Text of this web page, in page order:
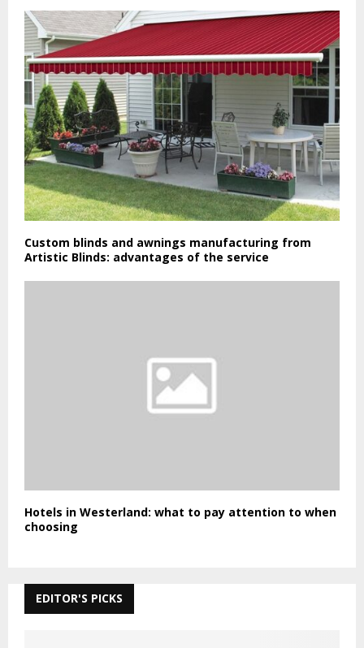
Custom blinds and awnings manufacturing from
Artistic Blinds: advantages of the service
Hotels in Westerland: what to pay attention to when
choosing
EDITOR'S PICKS